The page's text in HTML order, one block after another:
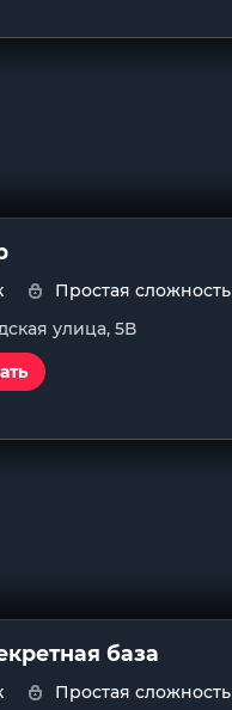
Простая сложность
улица, 5В
база
Простая сложность